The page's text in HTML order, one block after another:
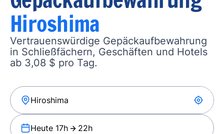
Hiroshima
Vertrauenswürdige Gepäckaufbewahrung
in Schließfächern, Geschäften und Hotels
ab 3,08 $ pro Tag.
Heute 17h 22h